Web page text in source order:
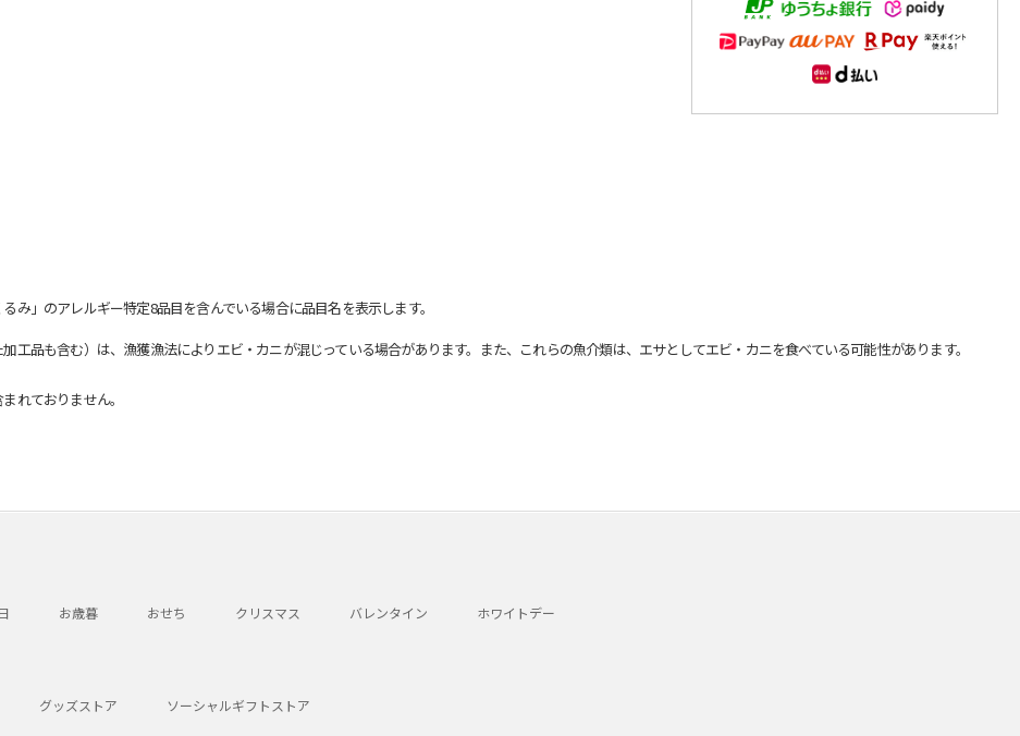
」のアレルギー特定8品目を含んでいる場合に品目名を表示します。
品も含む）は、漁獲漁法によりエビ・カニが混じっている場合があります。また、これらの魚介類は、エサとしてエビ・カニを食べている可能性があります。
れておりません。
お歳暮 おせち クリスマス バレンタイン ホワイトデー
グッズストア ソーシャルギフトストア